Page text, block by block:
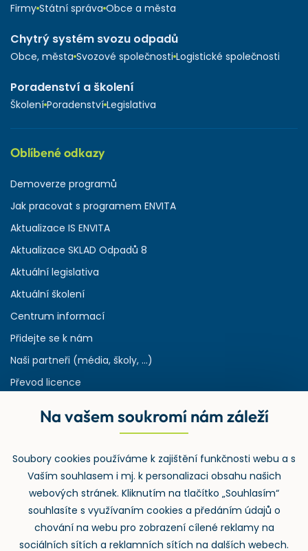
Firmy Státní správa Obce a města
Chytrý systém svozu odpadů
Obce, města Svozové společnosti Logistické společnosti
Poradenství a školení
Školení Poradenství Legislativa
Oblíbené odkazy
Demoverze programů
Jak pracovat s programem ENVITA
Aktualizace IS ENVITA
Aktualizace SKLAD Odpadů 8
Aktuální legislativa
Aktuální školení
Centrum informací
Přidejte se k nám
Naši partneři (média, školy, ...)
Převod licence
Rejstřík používaných zkratek v odpadech
Zpětný odběr
Na vašem soukromí nám záleží
Soubory cookies používáme k zajištění funkčnosti webu a s
Vaším souhlasem i mj. k personalizaci obsahu našich
webových stránek. Kliknutím na tlačítko „Souhlasím“
souhlasíte s využívaním cookies a předáním údajů o
chování na webu pro zobrazení cílené reklamy na
sociálních sítích a reklamních sítích na dalších webech.